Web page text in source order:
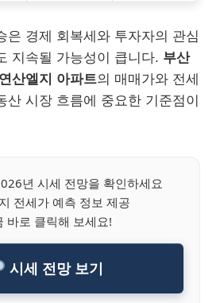
은 경제 회복세와 투자자의 관심
지속될 가능성이 큽니다. 부산
산엘지 아파트의 매매가와 전세
산 시장 흐름에 중요한 기준점이
년 시세 전망을 확인하세요
전세가 예측 정보 제공
바로 클릭해 보세요!
시세 전망 보기